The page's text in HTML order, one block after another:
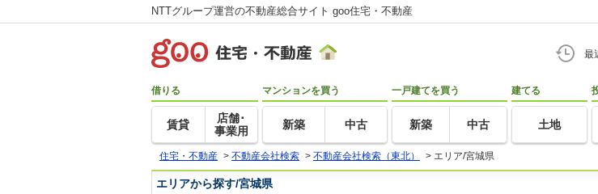
NTTグループ運営の不動産総合サイト goo住宅・不動産
最
借りる
賃貸
店舗･
事業用
マンションを買う
新築 中古
一戸建てを買う
新築 中古
建てる
土地
住宅・不動産 > 不動産会社検索 > 不動産会社検索（東北） > エリア/宮城県
エリアから探す/宮城県